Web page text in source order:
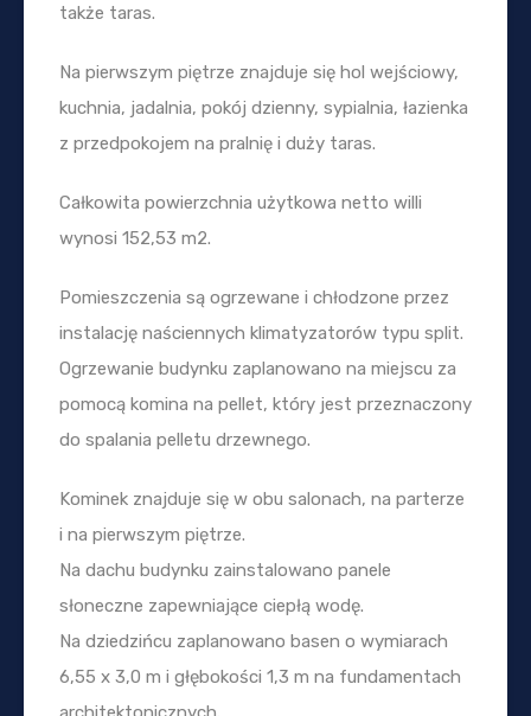
także taras.
Na pierwszym piętrze znajduje się hol wejściowy,
kuchnia, jadalnia, pokój dzienny, sypialnia, łazienka
z przedpokojem na pralnię i duży taras.
Całkowita powierzchnia użytkowa netto willi
wynosi 152,53 m2.
Pomieszczenia są ogrzewane i chłodzone przez
instalację naściennych klimatyzatorów typu split.
Ogrzewanie budynku zaplanowano na miejscu za
pomocą komina na pellet, który jest przeznaczony
do spalania pelletu drzewnego.
Kominek znajduje się w obu salonach, na parterze
i na pierwszym piętrze.
Na dachu budynku zainstalowano panele
słoneczne zapewniające ciepłą wodę.
Na dziedzińcu zaplanowano basen o wymiarach
6,55 x 3,0 m i głębokości 1,3 m na fundamentach